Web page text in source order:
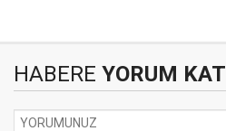
HABERE YORUM KAT